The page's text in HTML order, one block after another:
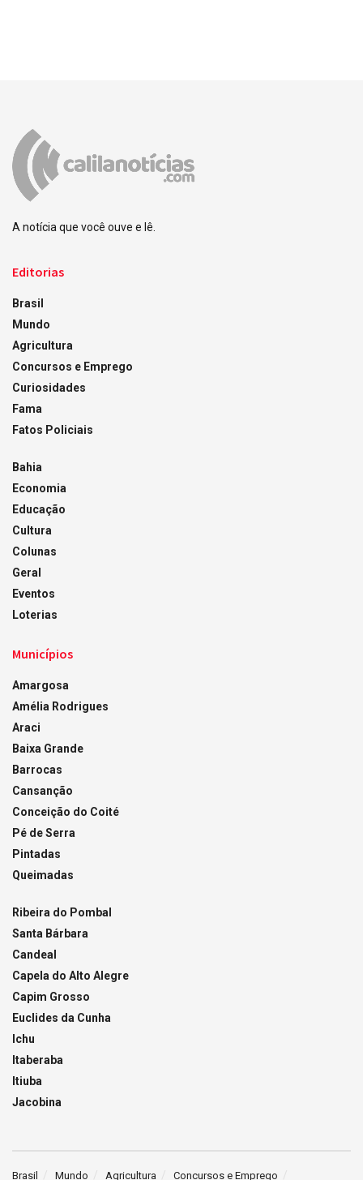
A notícia que você ouve e lê.
Editorias
Brasil
Mundo
Agricultura
Concursos e Emprego
Curiosidades
Fama
Fatos Policiais
Bahia
Economia
Educação
Cultura
Colunas
Geral
Eventos
Loterias
Municípios
Amargosa
Amélia Rodrigues
Araci
Baixa Grande
Barrocas
Cansanção
Conceição do Coité
Pé de Serra
Pintadas
Queimadas
Ribeira do Pombal
Santa Bárbara
Candeal
Capela do Alto Alegre
Capim Grosso
Euclides da Cunha
Ichu
Itaberaba
Itiuba
Jacobina
Brasil Mundo Agricultura Concursos e Emprego